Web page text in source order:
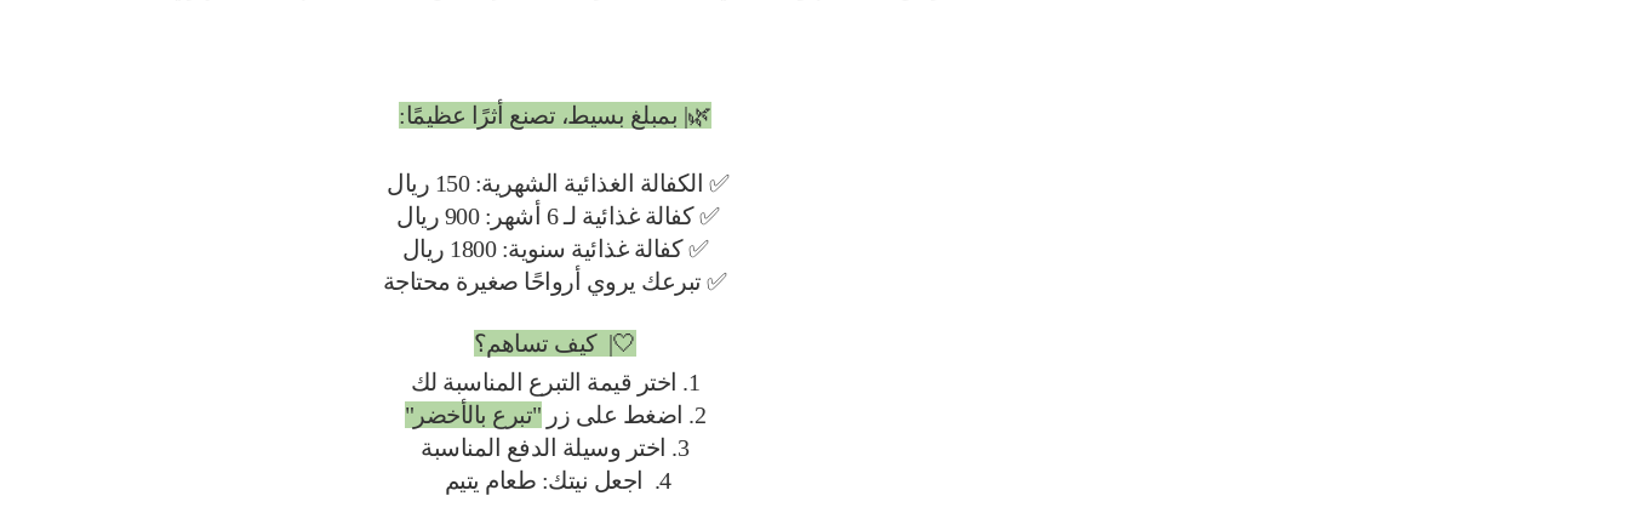
🌿| بمبلغ بسيط، تصنع أثرًا عظيمًا:
✅ الكفالة الغذائية الشهرية: 150 ريال
✅ كفالة غذائية لـ 6 أشهر: 900 ريال
✅️ كفالة غذائية سنوية: 1800 ريال
✅ تبرعك يروي أرواحًا صغيرة محتاجة
🤍| ️ كيف تساهم؟
1. اختر قيمة التبرع المناسبة لك
2. اضغط على زر
"تبرع بالأخضر"
3. اختر وسيلة الدفع المناسبة
4. اجعل نيتك: طعام يتيم